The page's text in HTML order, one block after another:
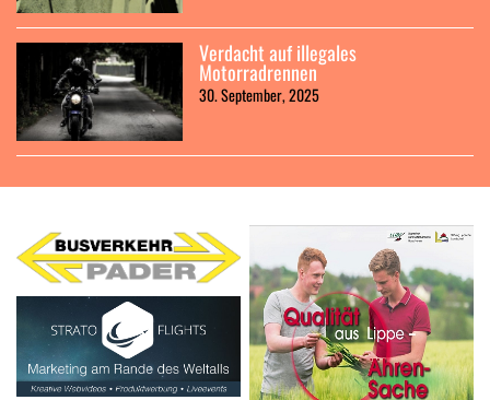
Verdacht auf illegales
Motorradrennen
30. September, 2025